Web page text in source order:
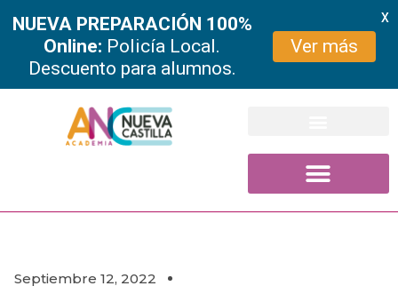
Septiembre 12, 2022
NUEVA PREPARACIÓN 100%
Online: Policía Local.
Descuento para alumnos.
Ver más
X